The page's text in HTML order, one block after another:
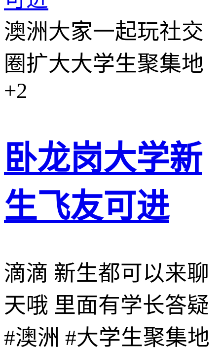
澳洲大家一起玩社交
圈扩大大学生聚集地
+2
卧龙岗大学新
生飞友可进
滴滴 新生都可以来聊
天哦 里面有学长答疑
#澳洲 #大学生聚集地